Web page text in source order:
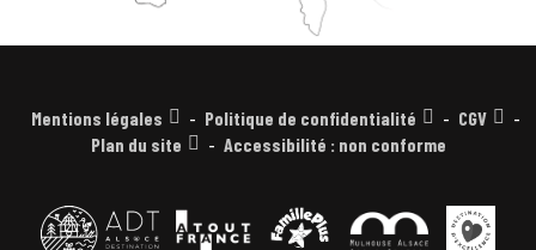
Mentions légales Politique de confidentialité
CGV
Plan du site
Accessibilité : non conforme